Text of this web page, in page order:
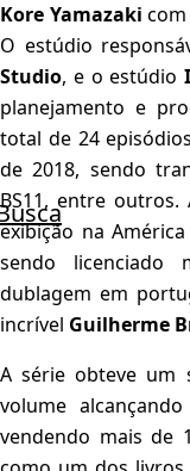
Kore Yamazaki
O estúdio
Studio, e o estúdio
planejamento e
total de 24
de 2018, sendo
BS11, entre
exibição na
sendo licenciado
dublagem em
incrível Guilherme
A série obteve um
volume
vendendo mais de